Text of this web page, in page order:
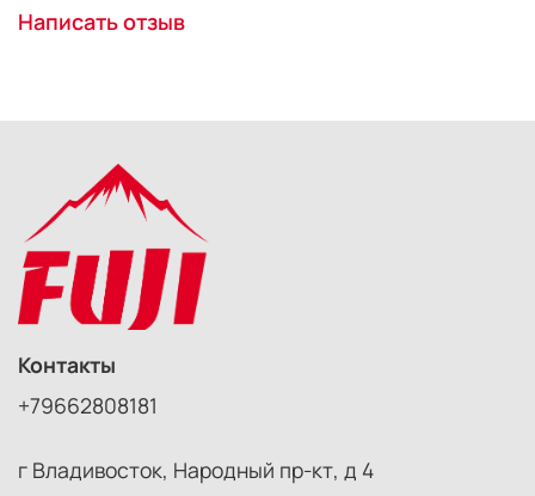
49-52mm
58-62mm
62-67mm
62-72mm
62-77mm
67-77mm
72-77mm
77-82mm
Написать отзыв
Контакты
+79662808181
г Владивосток, Народный пр-кт, д 4